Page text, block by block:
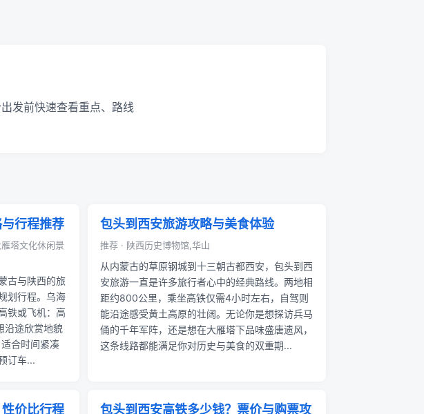
发前快速查看重点、路线
行程推荐
塔文化休闲景
古与陕西的旅
划行程。乌海
铁或飞机：高
沿途欣赏地貌
合时间紧凑
订车...
包头到西安旅游攻略与美食体验
推荐 · 陕西历史博物馆,华山
从内蒙古的草原钢城到十三朝古都西安，包头到西
安旅游一直是许多旅行者心中的经典路线。两地相
距约800公里，乘坐高铁仅需4小时左右，自驾则
能沿途感受黄土高原的壮阔。无论你是想探访兵马
俑的千年军阵，还是想在大雁塔下品味盛唐遗风，
这条线路都能满足你对历史与美食的双重期...
价比行程
包头到西安高铁多少钱？票价与购票攻